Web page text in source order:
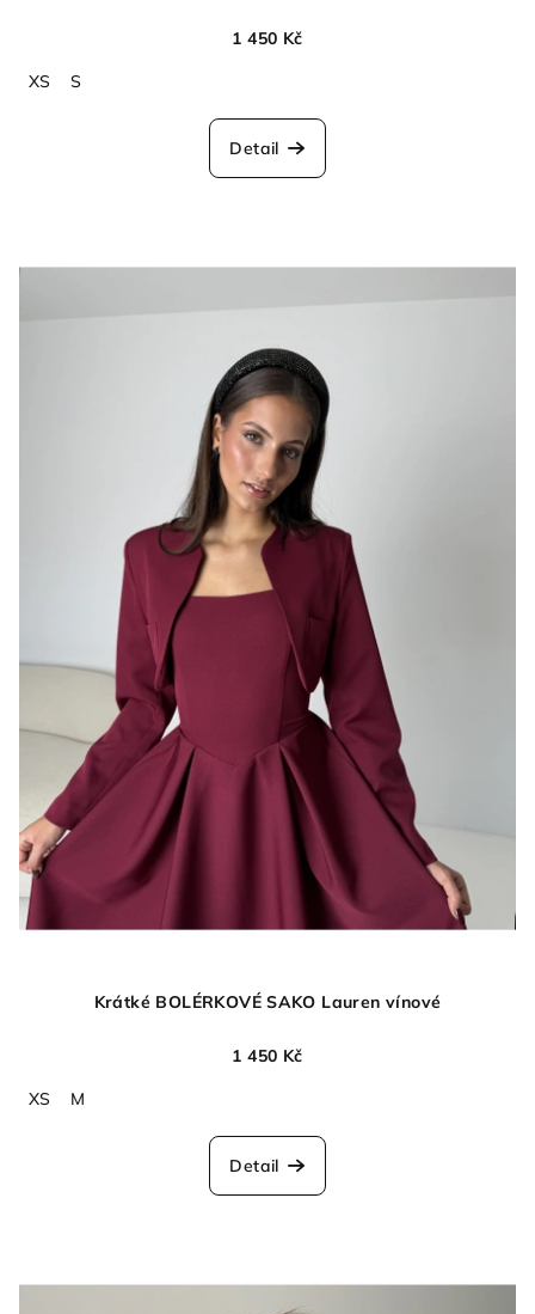
1 450 Kč
XS
S
Detail
Krátké BOLÉRKOVÉ SAKO Lauren vínové
1 450 Kč
XS
M
Detail